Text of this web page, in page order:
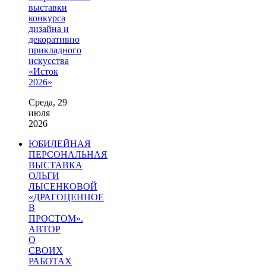
выставки
конкурса
дизайна и
декоративно
прикладного
искусства
«Исток
2026»
Среда, 29
июля
2026
ЮБИЛЕЙНАЯ
ПЕРСОНАЛЬНАЯ
ВЫСТАВКА
ОЛЬГИ
ЛЫСЕНКОВОЙ
«ДРАГОЦЕННОЕ
В
ПРОСТОМ».
АВТОР
О
СВОИХ
РАБОТАХ